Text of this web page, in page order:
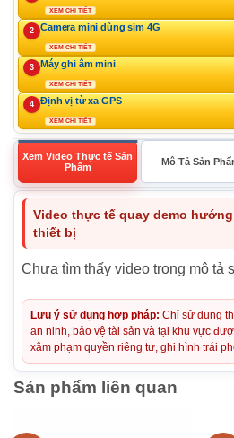
XEM CHI TIẾT
2 Camera mini dùng sim 4G
XEM CHI TIẾT
3 Máy ghi âm mini
XEM CHI TIẾT
4 Định vị từ xa GPS
XEM CHI TIẾT
Xem Video Thực tế Sản
Phẩm
Mô Tả Sản
Video thực tế quay demo
thiết bị
Chưa tìm thấy video trong mô tả
Lưu ý sử dụng hợp pháp: Chỉ sử dụng
an ninh, bảo vệ tài sản và tại khu vực
xâm phạm quyền riêng tư, ghi hình trái
Sản phẩm liên quan